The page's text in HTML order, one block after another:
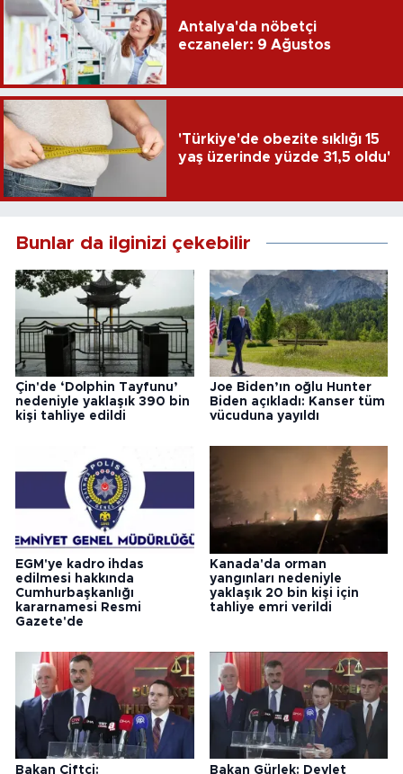
Antalya'da nöbetçi
eczaneler: 9 Ağustos
'Türkiye'de obezite sıklığı 15
yaş üzerinde yüzde 31,5 oldu'
Bunlar da ilginizi çekebilir
Çin'de ‘Dolphin Tayfunu’
nedeniyle yaklaşık 390 bin
kişi tahliye edildi
Joe Biden’ın oğlu Hunter
Biden açıkladı: Kanser tüm
vücuduna yayıldı
EGM'ye kadro ihdas
edilmesi hakkında
Cumhurbaşkanlığı
kararnamesi Resmi
Gazete'de
Kanada'da orman
yangınları nedeniyle
yaklaşık 20 bin kişi için
tahliye emri verildi
Bakan Çiftçi: Bakan Gürlek: Devlet